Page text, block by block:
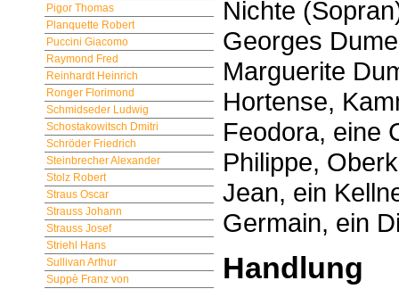
Pigor Thomas
Planquette Robert
Puccini Giacomo
Raymond Fred
Reinhardt Heinrich
Ronger Florimond
Schmidseder Ludwig
Schostakowitsch Dmitri
Schröder Friedrich
Steinbrecher Alexander
Stolz Robert
Straus Oscar
Strauss Johann
Strauss Josef
Striehl Hans
Sullivan Arthur
Suppè Franz von
Nichte
Georges
Marguerite
Hortense,
Feodora, eine
Philippe,
Jean, ein
Germain, ein
Handlung